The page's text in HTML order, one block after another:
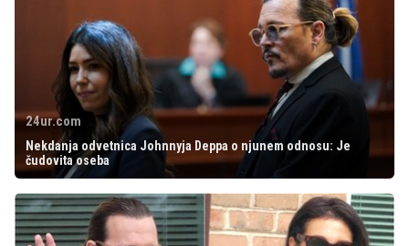
24ur.com
Nekdanja odvetnica Johnnyja Deppa o njunem odnosu: Je
čudovita oseba